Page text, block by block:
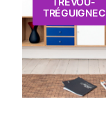
TRÉGUIGNEC